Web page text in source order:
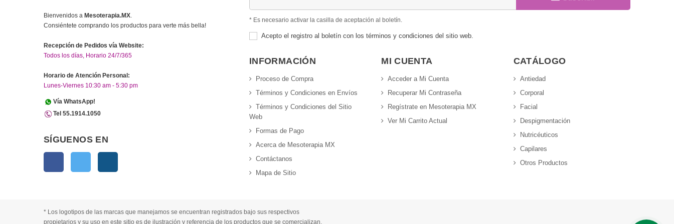
Bienvenidos a Mesoterapia.MX.
Consiéntete comprando los productos para verte más bella!
Recepción de Pedidos vía Website:
Todos los días, Horario 24/7/365
Horario de Atención Personal:
Lunes-Viernes 10:30 am - 5:30 pm
Vía WhatsApp!
Tel 55.1914.1050
SÍGUENOS EN
* Es necesario activar la casilla de aceptación al boletín.
Acepto el registro al boletín con los términos y condiciones del sitio web.
INFORMACIÓN
Proceso de Compra
Términos y Condiciones en Envíos
Términos y Condiciones del Sitio
Web
Formas de Pago
Acerca de Mesoterapia MX
Contáctanos
Mapa de Sitio
MI CUENTA
Acceder a Mi Cuenta
Recuperar Mi Contraseña
Regístrate en Mesoterapia MX
Ver Mi Carrito Actual
CATÁLOGO
Antiedad
Corporal
Facial
Despigmentación
Nutricéuticos
Capilares
Otros Productos
* Los logotipos de las marcas que manejamos se encuentran registrados bajo sus respectivos
propietarios y su uso en este sitio es de ilustración y referencia de los productos que se comercializan.